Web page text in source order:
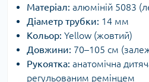
Матеріал: алюміній 5083
Діаметр трубки: 14 мм
Кольор: Yellow (жовтий)
Довжини: 70–105 см
Рукоятка: анатомічна
регульованим ремінцем